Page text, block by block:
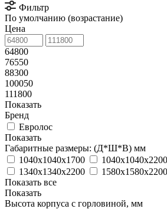
Фильтр
По умолчанию (возрастание)
Цена
64800
76550
88300
100050
111800
Показать
Бренд
Евролос
Показать
Габаритные размеры: (Д*Ш*В) мм
1040х1040х1700
1040х1040х2200
1340х1340х2200
1580х1580х2200
Показать все
Показать
Высота корпуса с горловиной, мм